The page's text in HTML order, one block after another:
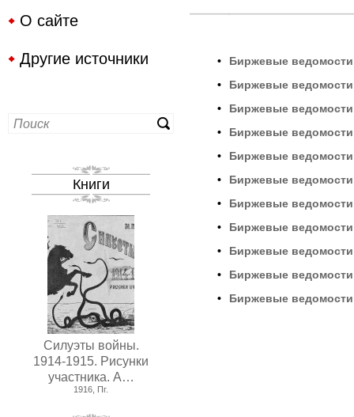
О сайте
Другие источники
Книги
Силуэты войны.
1914-1915. Рисунки
участника. А…
1916, Пг.
•
Биржевые
•
Биржевые
•
Биржевые
•
Биржевые
•
Биржевые
•
Биржевые
•
Биржевые
•
Биржевые
•
Биржевые
•
Биржевые
•
Биржевые